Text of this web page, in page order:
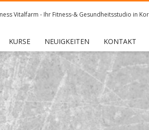
Vitalfarm - Ihr Fitness-& Gesundheitsstudio in
KURSE NEUIGKEITEN KONTAKT